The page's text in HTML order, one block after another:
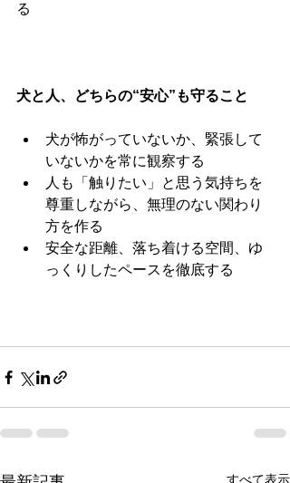
る
犬と人、どちらの“安心”も守ること
犬が怖がっていないか、緊張して
いないかを常に観察する
人も「触りたい」と思う気持ちを
尊重しながら、無理のない関わり
方を作る
安全な距離、落ち着ける空間、ゆ
っくりしたペースを徹底する
すべて表示